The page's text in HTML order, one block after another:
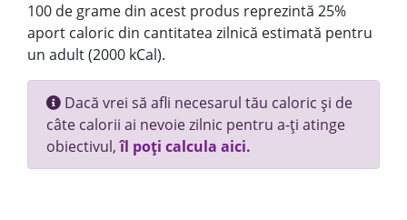
100 de grame din acest produs reprezintă 25%
aport caloric din cantitatea zilnică estimată pentru
un adult (2000 kCal).
Dacă vrei să afli necesarul tău caloric și de
câte calorii ai nevoie zilnic pentru a-ți atinge
obiectivul,îl poți calcula aici.